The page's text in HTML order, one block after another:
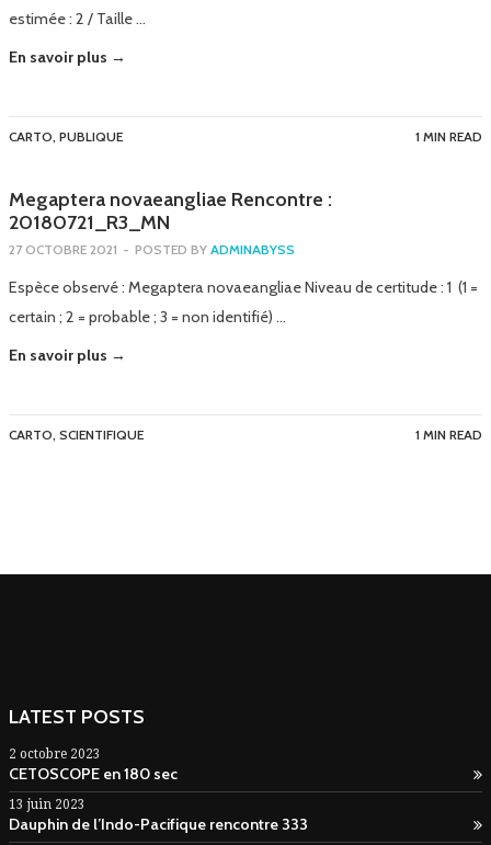
estimée : 2 / Taille …
En savoir plus →
CARTO, PUBLIQUE 1 MIN READ
Megaptera novaeangliae Rencontre :
20180721_R3_MN
27 OCTOBRE 2021 - POSTED BY ADMINABYSS
Espèce observé : Megaptera novaeangliae Niveau de certitude : 1 (1 =
certain ; 2 = probable ; 3 = non identifié) …
En savoir plus →
CARTO, SCIENTIFIQUE 1 MIN READ
LATEST POSTS
2 octobre 2023
CETOSCOPE en 180 sec
13 juin 2023
Dauphin de l’Indo-Pacifique rencontre 333